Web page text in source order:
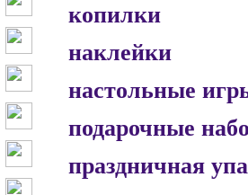
копилки
наклейки
настольные
подарочные
праздничная